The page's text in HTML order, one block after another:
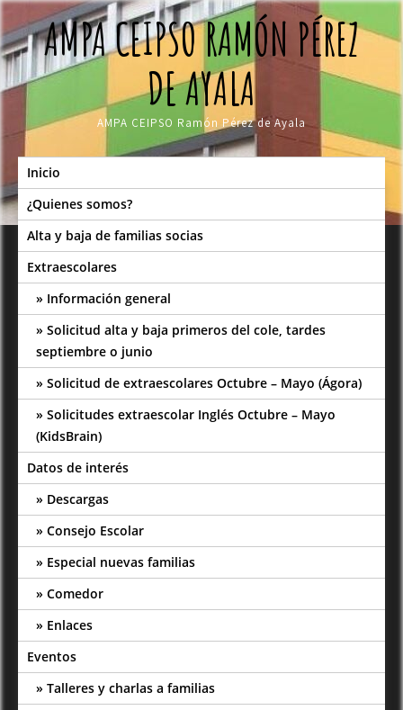
Skip
to
contentAMPA CEIPSO RAMÓN PÉREZ
DE AYALA
AMPA CEIPSO Ramón Pérez de Ayala
Inicio
¿Quienes somos?
Alta y baja de familias socias
Extraescolares
Información general
Solicitud alta y baja primeros del cole, tardes
septiembre o junio
Solicitud de extraescolares Octubre – Mayo (Ágora)
Solicitudes extraescolar Inglés Octubre – Mayo
(KidsBrain)
Datos de interés
Descargas
Consejo Escolar
Especial nuevas familias
Comedor
Enlaces
Eventos
Talleres y charlas a familias